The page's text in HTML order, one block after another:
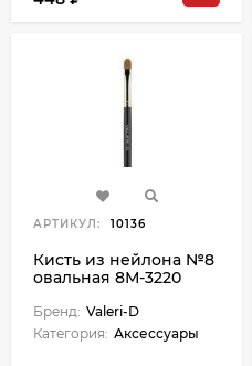
АРТИКУЛ: 10136
Кисть из нейлона №8
овальная 8М-3220
Бренд: Valeri-D
Категория: Аксессуары